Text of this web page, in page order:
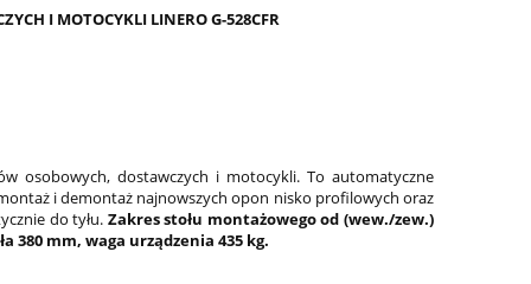
I MOTOCYKLI LINERO G-528CFR
osobowych, dostawczych i motocykli. To automatyczne
i demontaż najnowszych opon nisko profilowych oraz
do tyłu. Zakres stołu montażowego od (wew./zew.)
380 mm, waga urządzenia 435 kg.